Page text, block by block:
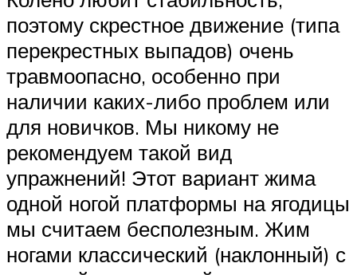
поэтому скрестное движение (типа
перекрестных выпадов) очень
травмоопасно, особенно при
наличии каких-либо проблем или
для новичков. Мы никому не
рекомендуем такой вид
упражнений! Этот вариант жима
одной ногой платформы на ягодицы
мы считаем бесполезным. Жим
ногами классический (наклонный) с